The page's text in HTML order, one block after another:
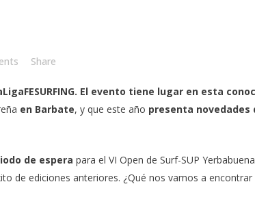
Share
El evento tiene lugar en esta
en Barbate, y que este año presenta novedades
de espera para el VI Open de Surf-SUP Yerbabuena
de ediciones anteriores. ¿Qué nos vamos a encontrar